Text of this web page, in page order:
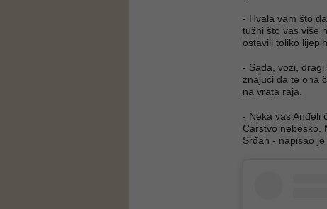
- Hvala vam što
tužni što vas više
ostavili toliko
- Sada, vozi,
znajući da te ona
na vrata raja.
- Neka vas Anđeli
Carstvo nebesko.
Srđan - napisao je